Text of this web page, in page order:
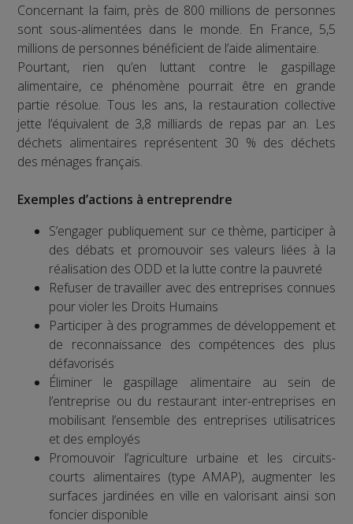
Concernant la faim, près de 800 millions de personnes
sont sous-alimentées dans le monde. En France, 5,5
millions de personnes bénéficient de l’aide alimentaire.
Pourtant, rien qu’en luttant contre le gaspillage
alimentaire, ce phénomène pourrait être en grande
partie résolue. Tous les ans, la restauration collective
jette l’équivalent de 3,8 milliards de repas par an. Les
déchets alimentaires représentent 30 % des déchets
des ménages français.
Exemples d’actions à entreprendre
S’engager publiquement sur ce thème, participer à
des débats et promouvoir ses valeurs liées à la
réalisation des ODD et la lutte contre la pauvreté
Refuser de travailler avec des entreprises connues
pour violer les Droits Humains
Participer à des programmes de développement et
de reconnaissance des compétences des plus
défavorisés
Éliminer le gaspillage alimentaire au sein de
l’entreprise ou du restaurant inter-entreprises en
mobilisant l’ensemble des entreprises utilisatrices
et des employés
Promouvoir l’agriculture urbaine et les circuits-
courts alimentaires (type AMAP), augmenter les
surfaces jardinées en ville en valorisant ainsi son
foncier disponible